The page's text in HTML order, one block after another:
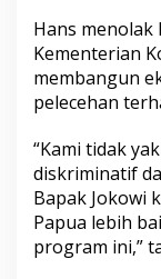
Hans menolak
Kementerian
membangun
pelecehan
“Kami tidak
diskriminatif
Bapak Jokowi
Papua lebih
program ini,”